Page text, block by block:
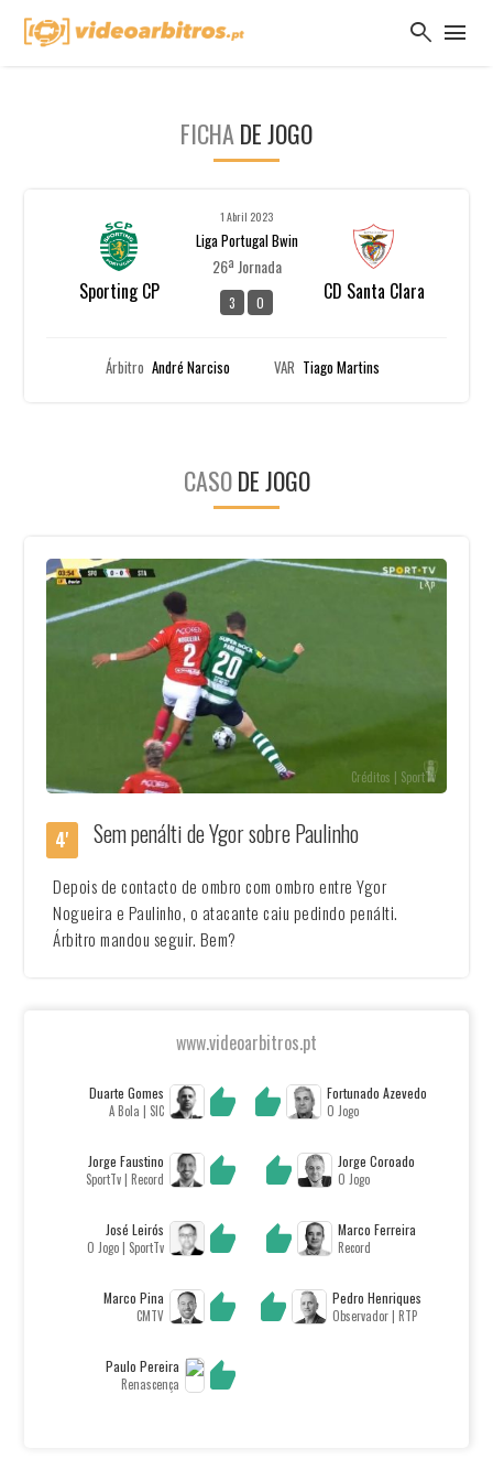
search menu
FICHA DE JOGO
Sporting CP
1 Abril 2023
Liga Portugal Bwin
26ª Jornada
3 0 CD Santa Clara
Árbitro André Narciso VAR Tiago Martins
CASODE JOGO
Créditos | SportTv
4' Sem penálti de Ygor sobre Paulinho
Depois de contacto de ombro com ombro entre Ygor
Nogueira e Paulinho, o atacante caiu pedindo penálti.
Árbitro mandou seguir. Bem?
www.videoarbitros.pt
Duarte Gomes
A Bola | SIC
Fortunado Azevedo
O Jogo
Jorge Faustino
SportTv | Record
Jorge Coroado
O Jogo
José Leirós
O Jogo | SportTv
Marco Ferreira
Record
Marco Pina
CMTV
Pedro Henriques
Observador | RTP
Paulo Pereira
Renascença